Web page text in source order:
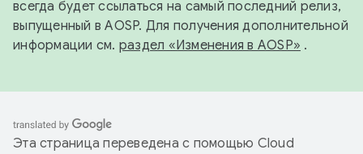
всегда будет ссылаться на самый последний релиз,
выпущенный в AOSP. Для получения дополнительной
информации см. раздел «Изменения в AOSP» .
Эта страница переведена с помощью Cloud